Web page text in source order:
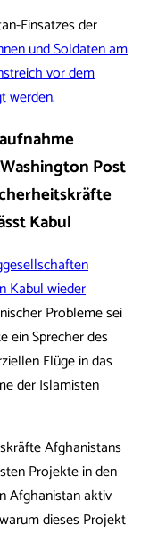
Einsatzes der
und Soldaten am
vor dem
werden.
Post
Kabul
Kabul wieder
Probleme sei
ein Sprecher des
Flüge in das
der Islamisten
Afghanistans
Projekte in den
Afghanistan aktiv
warum dieses Projekt